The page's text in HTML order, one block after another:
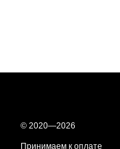
© 2020—2026
Принимаем к оплате